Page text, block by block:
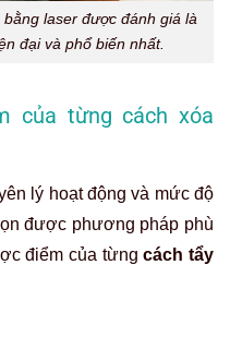
laser được đánh giá là
đại và phổ biến nhất.
của từng cách xóa
lý hoạt động và mức độ
được phương pháp phù
điểm của từngcách tẩy